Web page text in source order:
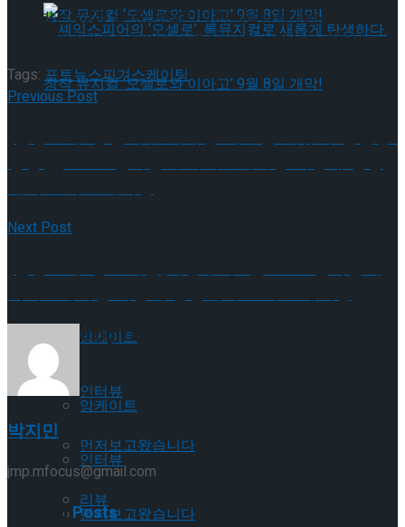
셰익스피어의 ‘오셀로’, 록뮤지컬로 새롭게 탄생
하다.창작 뮤지컬 ‘오셀로와 이아고’ 9월 8일 개
막!
앙케이트
인터뷰
먼저보고왔습니다
리뷰
Trending Tags
앙케이트
인터뷰
먼저보고왔습니다
수 선발전, 2026 밀라노코르티나 동계올림픽대회 1차 선발전,
2026/2027 피겨스케이팅 국가대표 1차 선발전을 겸한다.
Tags: 포토뉴스피겨스케이팅
Previous Post
Next Post
[현장스케치] 고나연(의정부여고), 2025 전국남녀
피겨스케이팅 회장배 랭킹대회 프리 스케이팅
박지민
jmp.mfocus@gmail.com
RelatedPosts